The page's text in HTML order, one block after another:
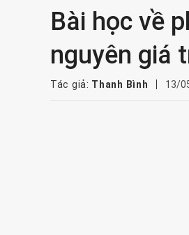
Bài học về
nguyên giá
Tác giả: Thanh Bình 13/